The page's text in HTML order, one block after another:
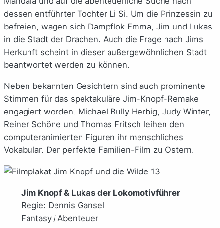
dessen entführter Tochter Li Si. Um die Prinzessin zu
befreien, wagen sich Dampflok Emma, Jim und Lukas
in die Stadt der Drachen. Auch die Frage nach Jims
Herkunft scheint in dieser außergewöhnlichen Stadt
beantwortet werden zu können.
Neben bekannten Gesichtern sind auch prominente
Stimmen für das spektakuläre Jim-Knopf-Remake
engagiert worden. Michael Bully Herbig, Judy Winter,
Reiner Schöne und Thomas Fritsch leihen den
computeranimierten Figuren ihr menschliches
Vokabular. Der perfekte Familien-Film zu Ostern.
Jim Knopf & Lukas der Lokomotivführer
Regie: Dennis Gansel
Fantasy / Abenteuer